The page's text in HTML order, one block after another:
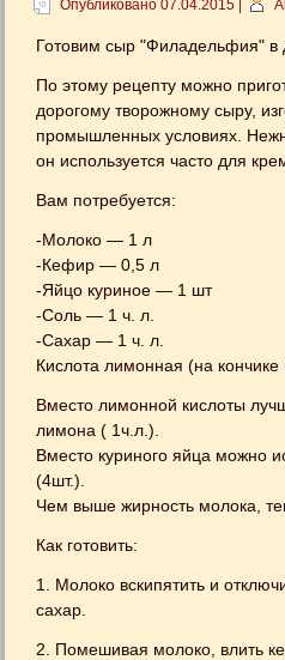
Опубликовано 07.04.2015
Готовим сыр "Филадельфия" в
По этому рецепту можно
дорогому творожному сыру,
промышленных условиях.
он используется часто для
Вам потребуется:
-Молоко — 1 л
-Кефир — 0,5 л
-Яйцо куриное — 1 шт
-Соль — 1 ч. л.
-Сахар — 1 ч. л.
Кислота лимонная (на кончике
Вместо лимонной кислоты
лимона ( 1ч.л.).
Вместо куриного яйца можно
(4шт.).
Чем выше жирность молока,
Как готовить:
1. Молоко вскипятить и
сахар.
2. Помешивая молоко, влить